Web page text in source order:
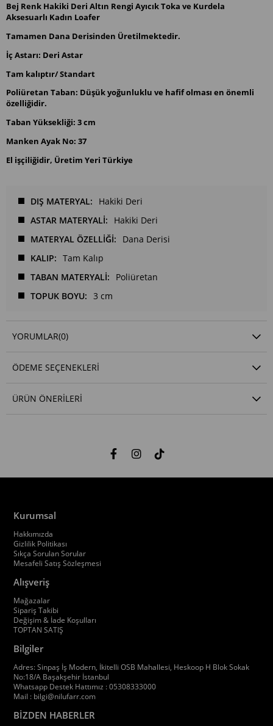
Bej Renk Hakiki Deri Altın Rengi Ayıcık Toka ve Kurdela
Aksesuarlı Kadın Loafer
Tamamen Dana Derisinden Üretilmektedir.
İç Astarı: Deri Astar
Tam kalıptır/ Standart
Poliüretan Taban: Düşük yoğunluklu ve hafif olması en önemli
özelliğidir.
Taban Yüksekliği: 3 cm
Manken Ayak No: 37
El işçiliğidir, Üretim Yeri Türkiye
DIŞ MATERYAL
Hakiki Deri
ASTAR MATERYALİ
Hakiki Deri
MATERYAL ÖZELLİĞİ
Dana Derisi
KALIP
Tam Kalıp
TABAN MATERYALİ
Poliüretan
TOPUK BOYU
3 cm
YORUMLAR(0)
ÖDEME SEÇENEKLERI
ÜRÜN ÖNERILERI
Kurumsal
Hakkımızda
Gizlilik Politikası
Sıkça Sorulan Sorular
Mesafeli Satış Sözleşmesi
Alışveriş
Mağazalar
Sipariş Takibi
Değişim & İade Koşulları
TOPTAN SATIŞ
Bilgiler
Adres: Sinpaş İş Modern, İkitelli OSB Mahallesi, Heskoop H Blok Sokak
No:18/A Başakşehir İstanbul
Whatsapp Destek Hattımız : 05308333000
Mail : bilgi@nilufarr.com
BİZDEN HABERLER